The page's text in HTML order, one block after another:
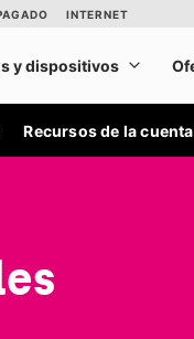
Recursos de la cuenta